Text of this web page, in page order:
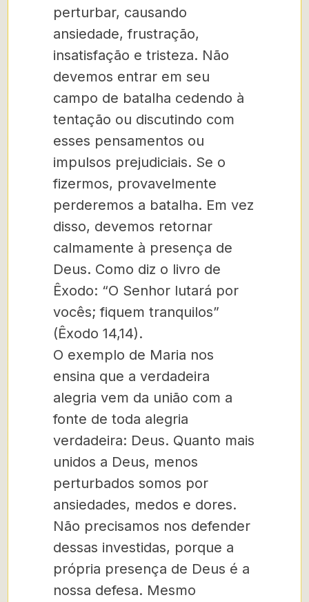
perturbar, causando
ansiedade, frustração,
insatisfação e tristeza. Não
devemos entrar em seu
campo de batalha cedendo à
tentação ou discutindo com
esses pensamentos ou
impulsos prejudiciais. Se o
fizermos, provavelmente
perderemos a batalha. Em vez
disso, devemos retornar
calmamente à presença de
Deus. Como diz o livro de
Êxodo: “O Senhor lutará por
vocês; fiquem tranquilos”
(Êxodo 14,14).
O exemplo de Maria nos
ensina que a verdadeira
alegria vem da união com a
fonte de toda alegria
verdadeira: Deus. Quanto mais
unidos a Deus, menos
perturbados somos por
ansiedades, medos e dores.
Não precisamos nos defender
dessas investidas, porque a
própria presença de Deus é a
nossa defesa. Mesmo